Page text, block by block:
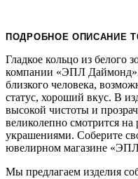
ПОДРОБНОЕ ОПИСАНИЕ
Гладкое кольцо из белого
компании «ЭПЛ
близкого человека,
статус, хороший вкус. В
высокой чистоты и
великолепно смотрится на
украшениями. Соберите
ювелирном магазине
Мы предлагаем изделия